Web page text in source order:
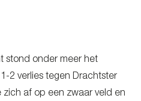
stond onder meer het
2 verlies tegen Drachtster
zich af op een zwaar veld en